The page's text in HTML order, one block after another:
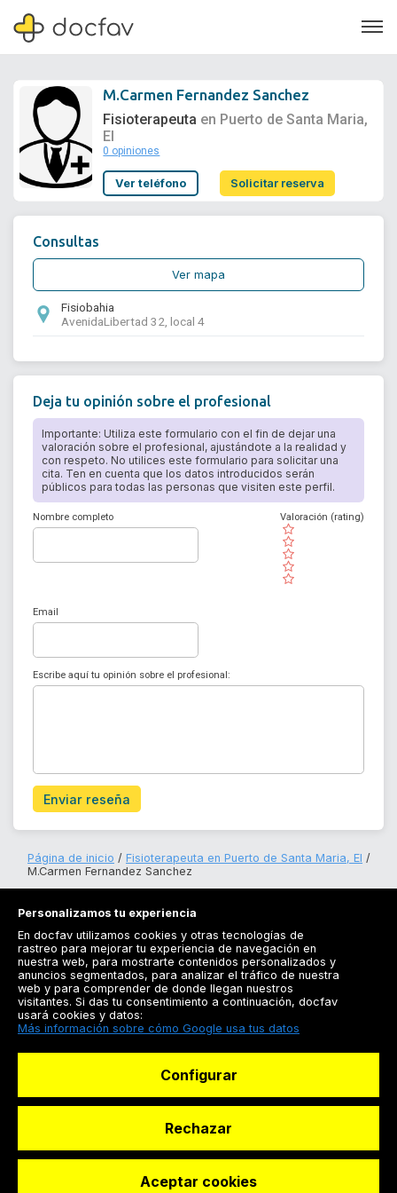
Quiénes somos
M.Carmen Fernandez Sanchez
Fisioterapeuta en Puerto de Santa Maria,
El
0 opiniones
Ver teléfono Solicitar reserva
Consultas
Ver mapa
Fisiobahia
AvenidaLibertad 32, local 4
Deja tu opinión sobre el profesional
Importante: Utiliza este formulario con el fin de dejar una
valoración sobre el profesional, ajustándote a la realidad y
con respeto. No utilices este formulario para solicitar una
cita. Ten en cuenta que los datos introducidos serán
públicos para todas las personas que visiten este perfil.
Nombre completo
( )
( )
( )
( )
( )
Valoración (rating)
Email
Escribe aquí tu opinión sobre el profesional:
Enviar reseña
Página de inicio
Fisioterapeuta en Puerto de Santa Maria, El
M.Carmen Fernandez Sanchez
Registrarse
Docfav
© Dashboard Technologies S.L
Personalizamos tu experiencia
En docfav utilizamos cookies y otras tecnologías de
rastreo para mejorar tu experiencia de navegación en
nuestra web, para mostrarte contenidos personalizados y
anuncios segmentados, para analizar el tráfico de nuestra
web y para comprender de donde llegan nuestros
visitantes. Si das tu consentimiento a continuación, docfav
usará cookies y datos:
Más información sobre cómo Google usa tus datos
Configurar
Rechazar
Aceptar cookies